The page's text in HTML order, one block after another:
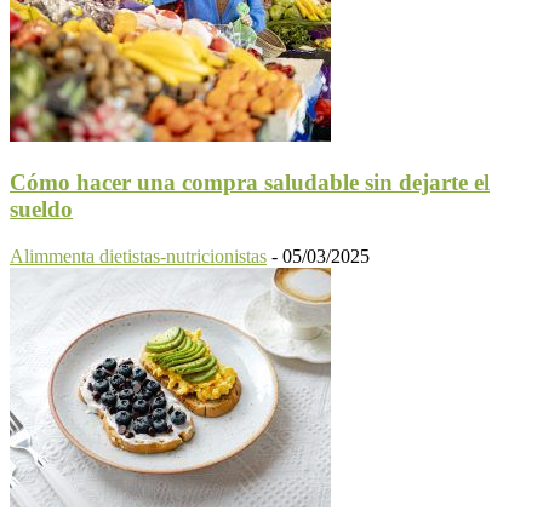
Cómo hacer una compra saludable sin dejarte el
sueldo
Alimmenta dietistas-nutricionistas - 05/03/2025